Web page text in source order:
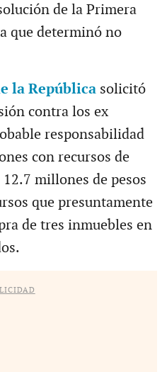
de la Primera
que determinó no
la Repúblicasolicitó
contra los ex
responsabilidad
con recursos de
millones de pesos
que presuntamente
de tres inmuebles en